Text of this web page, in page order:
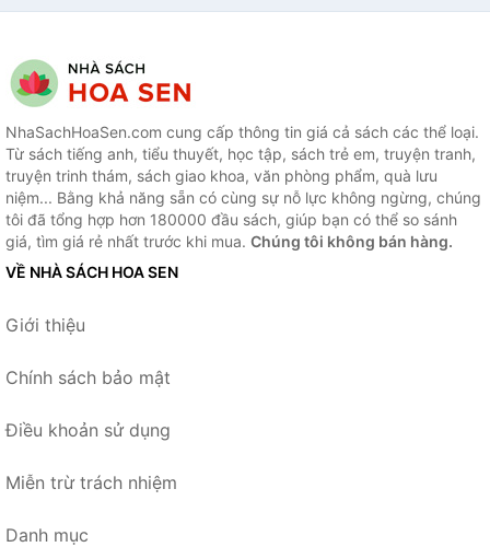
NhaSachHoaSen.com cung cấp thông tin giá cả sách các thể loại.
Từ sách tiếng anh, tiểu thuyết, học tập, sách trẻ em, truyện tranh,
truyện trinh thám, sách giao khoa, văn phòng phẩm, quà lưu
niệm... Bằng khả năng sẵn có cùng sự nỗ lực không ngừng, chúng
tôi đã tổng hợp hơn 180000 đầu sách, giúp bạn có thể so sánh
giá, tìm giá rẻ nhất trước khi mua. Chúng tôi không bán hàng.
VỀ NHÀ SÁCH HOA SEN
Giới thiệu
Chính sách bảo mật
Điều khoản sử dụng
Miễn trừ trách nhiệm
Danh mục